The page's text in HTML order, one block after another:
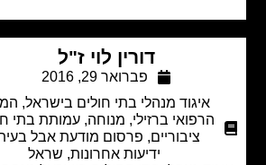
דורין לוי ז"ל
פברואר 29, 2016
איגוד מנהלי בתי חולים בישראל,המרכז
הרפואי ברזילי, מנוחה, עמותת בתי חולים
ציבוריים,פרסום מודעת אבל בעיתון
ידיעות אחרונות,שראל